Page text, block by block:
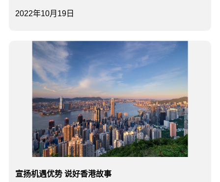
2022年10月19日
宣扬机遇优势 说好香港故事